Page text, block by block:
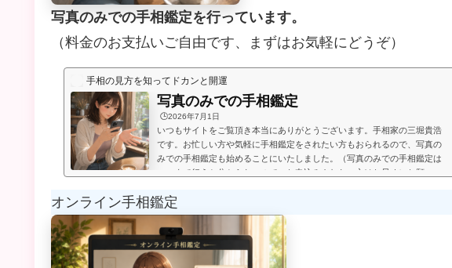
写真のみでの手相鑑定を行っています。
（料金のお支払いご自由です、まずはお気軽にどうぞ）
手相の見方を知ってドカンと開運
写真のみでの手相鑑定
🕒️2026年7月1日
いつもサイトをご覧頂き本当にありがとうございます。手相家の三堀貴浩
です。お忙しい方や気軽に手相鑑定をされたい方もおられるので、写真の
みでの手相鑑定も始めることにいたしました。（写真のみでの手相鑑定は
いつまで行うか分からないので、お申込みされたい方はお早めにお願いい
メールにてお届けいたします。写真のみでの手相鑑定では決まった料金と
言うものは無く、お好きな金額を鑑定後にお支払い頂く形にします。（こ
のページの下部に、振込先が記載され...
オンライン手相鑑定